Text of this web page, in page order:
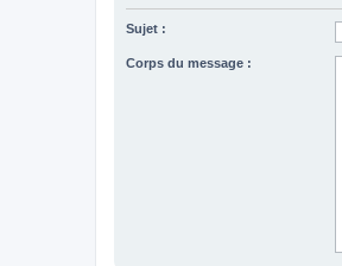
Sujet :
Corps du message :